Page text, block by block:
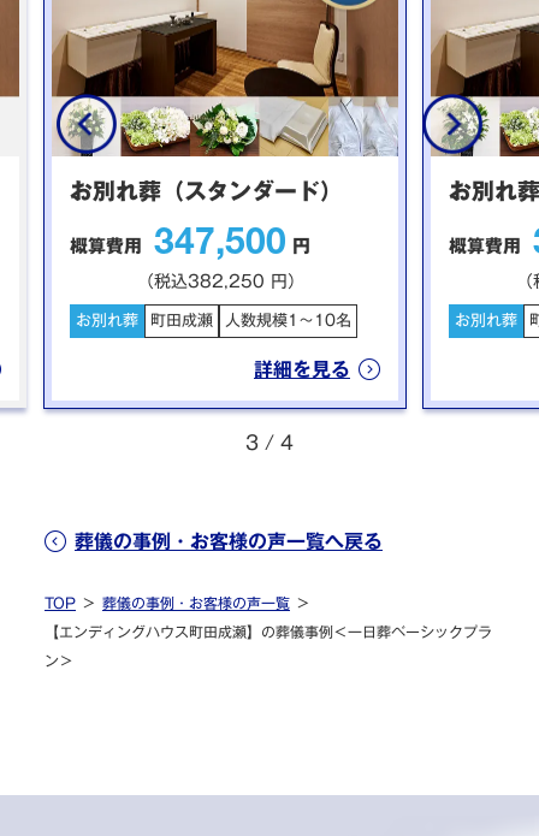
お別れ葬（スタンダード）
概算費用 347,500 円
（税込382,250 円）
お別れ葬 町田成瀬 人数規模1～10名
詳細を見る
お別れ
概算費用
お別れ葬
3 / 4
葬儀の事例・お客様の声一覧へ戻る
TOP
葬儀の事例・お客様の声一覧
【エンディングハウス町田成瀬】の葬儀事例＜一日葬ベーシックプラ
ン＞